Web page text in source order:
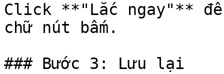
Click **"Lắc ngay"** để
chữ nút bấm.
### Bước 3: Lưu lại